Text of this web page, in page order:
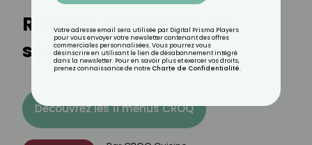
Recette de galette de
semoule légère
Découvrez les 11 menus CROQ
Votre adresse email sera utilisée par Digital Prisma Players
pour vous envoyer votre newsletter contenant des offres
commerciales personnalisées. Vous pourrez vous
désinscrire en utilisant le lien de désabonnement intégré
dans la newsletter. Pour en savoir plus et exercer vos droits,
prenez connaissance de notre Charte de Confidentialité.